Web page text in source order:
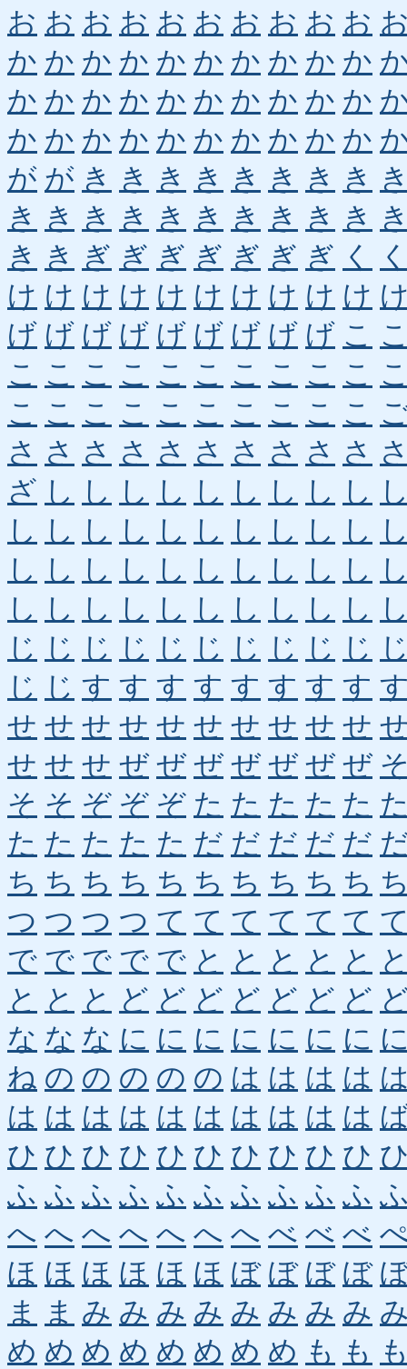
お お お お お お お お お お
か か か か か か か か か か
か か か か か か か か か か
か か か か か か か か か か
が が き き き き き き き き
き き き き き き き き き き
き き ぎ ぎ ぎ ぎ ぎ ぎ ぎ く
け け け け け け け け け け
げ げ げ げ げ げ げ げ げ こ
こ こ こ こ こ こ こ こ こ こ
こ こ こ こ こ こ こ こ こ こ
さ さ さ さ さ さ さ さ さ さ
ざ し し し し し し し し し
し し し し し し し し し し
し し し し し し し し し し
し し し し し し し し し し
じ じ じ じ じ じ じ じ じ じ
じ じ す す す す す す す す
せ せ せ せ せ せ せ せ せ せ
せ せ せ ぜ ぜ ぜ ぜ ぜ ぜ ぜ
そ そ ぞ ぞ ぞ た た た た た
た た た た た だ だ だ だ だ
ち ち ち ち ち ち ち ち ち ち
つ つ つ つ て て て て て て
で で で で で と と と と と
と と と ど ど ど ど ど ど ど
な な な に に に に に に に
ね の の の の の は は は は
は は は は は は は は は は
ひ ひ ひ ひ ひ ひ ひ ひ ひ ひ
ふ ふ ふ ふ ふ ふ ふ ふ ふ ふ
へ へ へ へ へ へ へ べ べ べ
ほ ほ ほ ほ ほ ほ ぼ ぼ ぼ ぼ
ま
ま み み み み み み み み
め め め め め め め め も も